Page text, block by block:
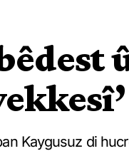
Kaygusuz di